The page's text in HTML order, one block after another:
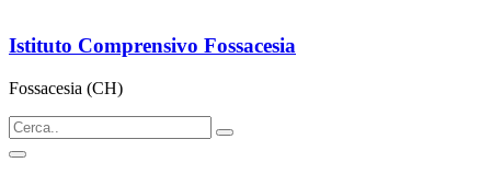
Istituto Comprensivo Fossacesia
Fossacesia (CH)